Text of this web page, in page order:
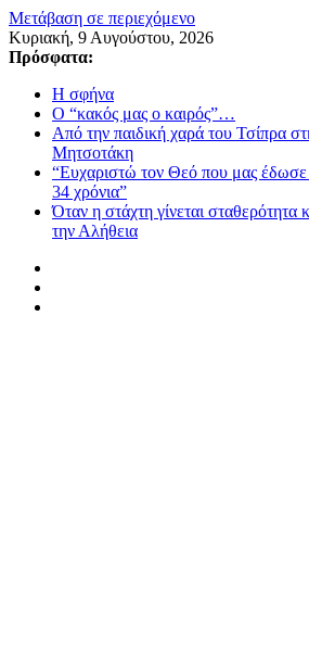
Μετάβαση σε περιεχόμενο
Κυριακή, 9 Αυγούστου, 2026
Πρόσφατα:
Η σφήνα
Ο “κακός μας ο καιρός”…
Από την παιδική χαρά του Τσίπρα
Μητσοτάκη
“Ευχαριστώ τον Θεό που μας
34 χρόνια”
Όταν η στάχτη γίνεται
την Αλήθεια